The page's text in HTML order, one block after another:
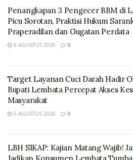
Kejaksaan Negeri Lembata
362/N.3.22/Fd.1/10/2025
Penangkapan 3 Pengecer BBM di
Picu Sorotan, Praktisi Hukum
Praperadilan dan Gugatan Perdata
8 AGUSTUS 2026 0
Target Layanan Cuci Darah Hadir
Bupati Lembata Percepat Akses
Masyarakat
6 AGUSTUS 2026 0
LBH SIKAP: Kajian Matang Wajib!
Jadikan Konsumen Lembata